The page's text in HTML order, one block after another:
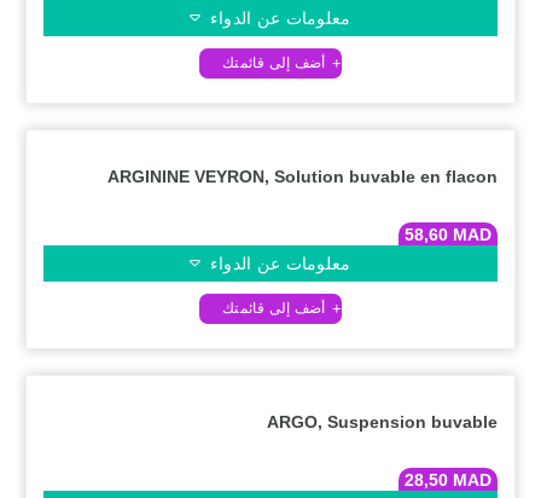
معلومات عن الدواء
ARGININE VEYRON, Solution buvable en flacon
58,60 MAD
معلومات عن الدواء
ARGO, Suspension buvable
28,50 MAD